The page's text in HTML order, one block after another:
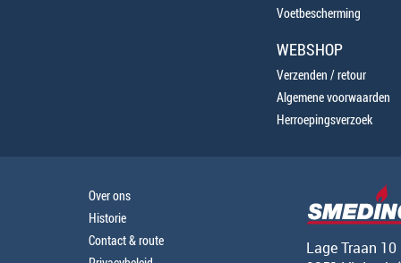
Voetbescherming
WEBSHOP
Verzenden / retour
Algemene voorwaarden
Herroepingsverzoek
Over ons
Historie
Contact & route
Lage Traan 10